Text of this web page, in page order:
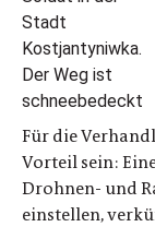
Für die
Vorteil sein:
Drohnen- und
einstellen,